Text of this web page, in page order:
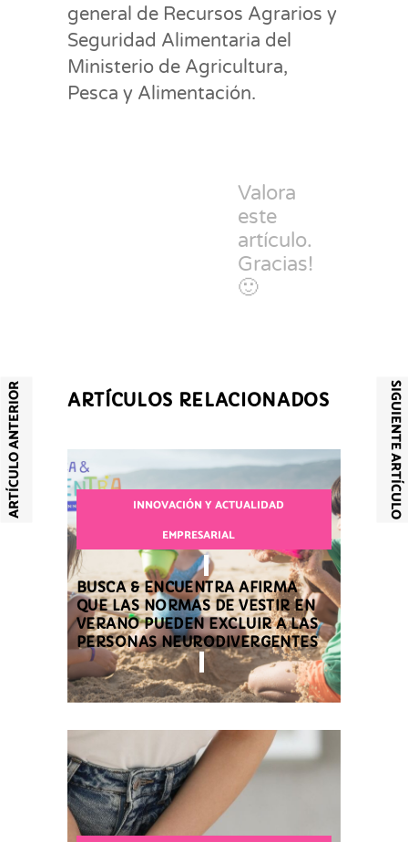
general de Recursos Agrarios y
Seguridad Alimentaria del
Ministerio de Agricultura,
Pesca y Alimentación.
Valora
este
artículo.
Gracias!
🙂
ARTÍCULO ANTERIOR SIGUIENTE ARTÍCULO
ARTÍCULOS RELACIONADOS
INNOVACIÓN Y ACTUALIDAD
EMPRESARIAL
BUSCA & ENCUENTRA AFIRMA
QUE LAS NORMAS DE VESTIR EN
VERANO PUEDEN EXCLUIR A LAS
PERSONAS NEURODIVERGENTES